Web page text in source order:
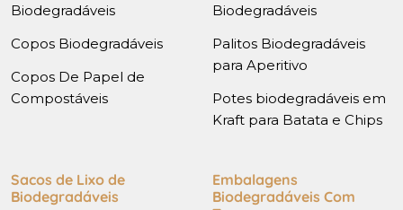
Biodegradáveis
Copos Biodegradáveis
Copos De Papel de
Compostáveis
Biodegradáveis
Palitos Biodegradáveis
para Aperitivo
Potes biodegradáveis em
Kraft para Batata e Chips
Sacos de Lixo de
Biodegradáveis
Embalagens
Biodegradáveis Com